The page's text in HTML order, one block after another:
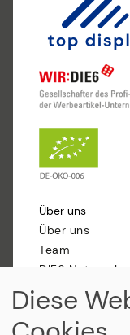
Über uns
Über uns
Team
DIE6 Netzwerk
Nachhaltigkeit
Verhaltenskodex
Diese